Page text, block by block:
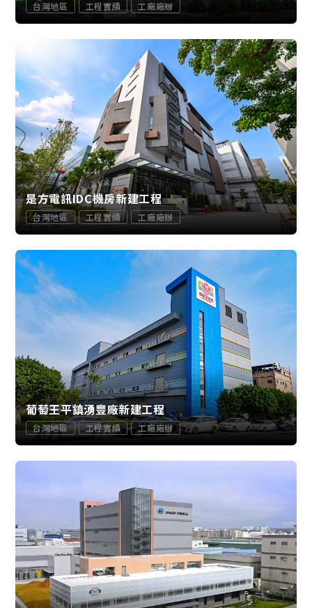
台灣地區 工程實績 工廠廠辦
是方電訊IDC機房新建工程
台灣地區 工程實績 工廠廠辦
葡萄王平鎮湧豐廠新建工程
台灣地區 工程實績 工廠廠辦